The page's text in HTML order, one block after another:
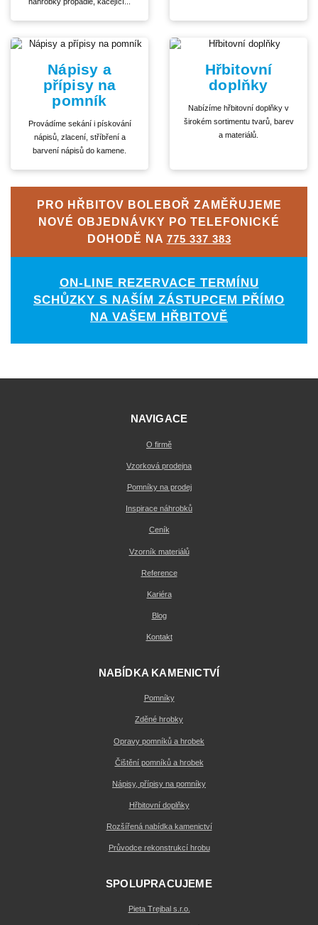
Nápisy a
přípisy na
pomník
Provádíme sekání i pískování
nápisů, zlacení, stříbření a
barvení nápisů do kamene.
Hřbitovní
doplňky
Nabízíme hřbitovní doplňky v
širokém sortimentu tvarů, barev
a materiálů.
PRO HŘBITOV BOLEBOŘ ZAMĚŘUJEME
NOVÉ OBJEDNÁVKY PO TELEFONICKÉ
DOHODĚ NA 775 337 383
ON-LINE REZERVACE TERMÍNU
SCHŮZKY S NAŠÍM ZÁSTUPCEM PŘÍMO
NA VAŠEM HŘBITOVĚ
NAVIGACE
O firmě
Vzorková prodejna
Pomníky na prodej
Inspirace náhrobků
Ceník
Vzorník materiálů
Reference
Kariéra
Blog
Kontakt
NABÍDKA KAMENICTVÍ
Pomníky
Zděné hrobky
Opravy pomníků a hrobek
Čištění pomníků a hrobek
Nápisy, přípisy na pomníky
Hřbitovní doplňky
Rozšířená nabídka kamenictví
Průvodce rekonstrukcí hrobu
SPOLUPRACUJEME
Pieta Trejbal s.r.o.